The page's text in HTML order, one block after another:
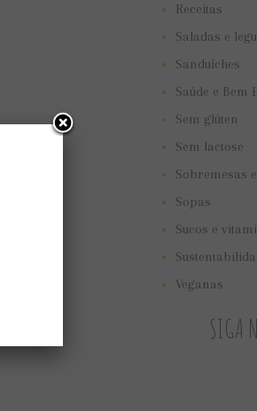
Receitas
Saladas e
Sanduíches
Saúde e Bem
Sem glúten
Sem lactose
Sobremesas
Sopas
Sucos e
Veganas
SIGA